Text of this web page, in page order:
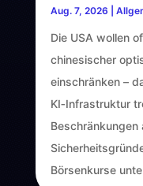
Aug. 7, 2026
Die USA wollen
chinesischer
einschränken –
KI‑Infrastruktur
Beschränkungen
Börsenkurse